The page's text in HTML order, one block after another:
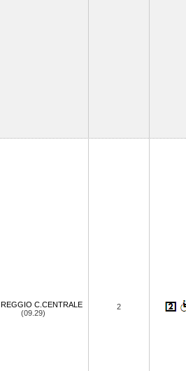
REGGIO C.CENTRALE
(09.29)
2